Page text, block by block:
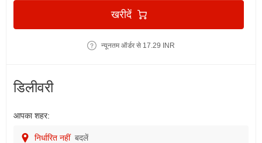
खरीदें
न्यूनतम ऑर्डर से 17.29 INR
डिलीवरी
आपका शहर:
निर्धारित नहीं बदलें